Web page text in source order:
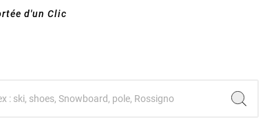
d'un Clic